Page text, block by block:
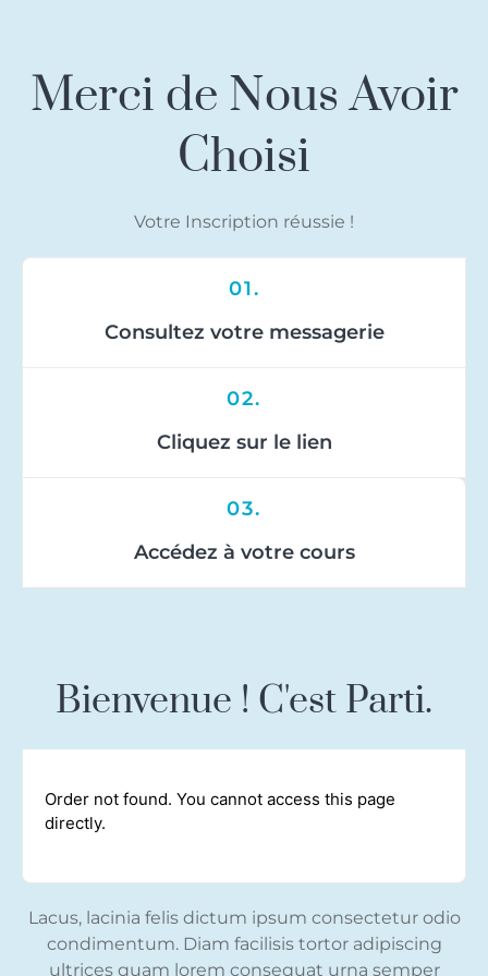
Merci de Nous Avoir
Choisi
Votre Inscription réussie !
01.
Consultez votre messagerie
02.
Cliquez sur le lien
03.
Accédez à votre cours
Bienvenue ! C'est Parti.
Order not found. You cannot access this page
directly.
Lacus, lacinia felis dictum ipsum consectetur odio
condimentum. Diam facilisis tortor adipiscing
ultrices quam lorem consequat urna semper